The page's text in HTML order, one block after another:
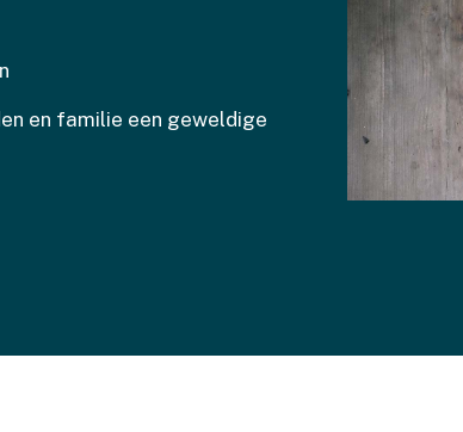
en familie een geweldige